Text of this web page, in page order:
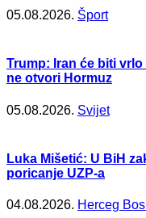
05.08.2026. Šport
Trump: Iran će biti
ne otvori Hormuz
05.08.2026. Svijet
Luka Mišetić: U BiH
poricanje UZP-a
04.08.2026. Herceg